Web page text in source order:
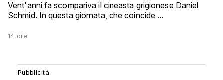
Vent'anni fa scompariva il cineasta grigionese Daniel
Schmid. In questa giornata, che coincide ...
14 ore